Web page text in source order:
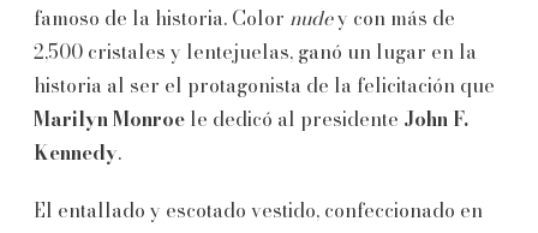
famoso de la historia. Color nudey con más de
2,500 cristales y lentejuelas, ganó un lugar en la
historia al ser el protagonista de la felicitación que
Marilyn Monroe le dedicó al presidente John F.
Kennedy.
El entallado y escotado vestido, confeccionado en